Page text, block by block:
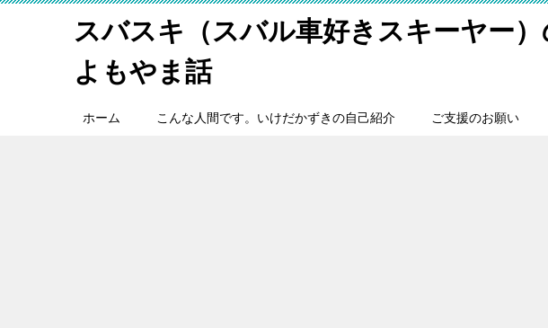
スバスキ（スバル車好きスキーヤー）
よもやま話
ホーム こんな人間です。いけだかずきの自己紹介 ご支援のお願い